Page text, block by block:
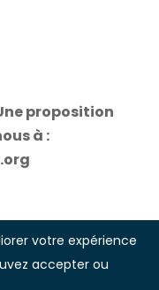
proposition
à :
Guillebon
votre expérience
accepter ou